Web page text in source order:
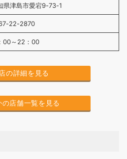
県津島市愛宕9-73-1
22-2870
00～22：00
の詳細を見る
の店舗一覧を見る